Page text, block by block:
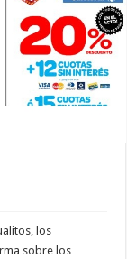
los
sobre los